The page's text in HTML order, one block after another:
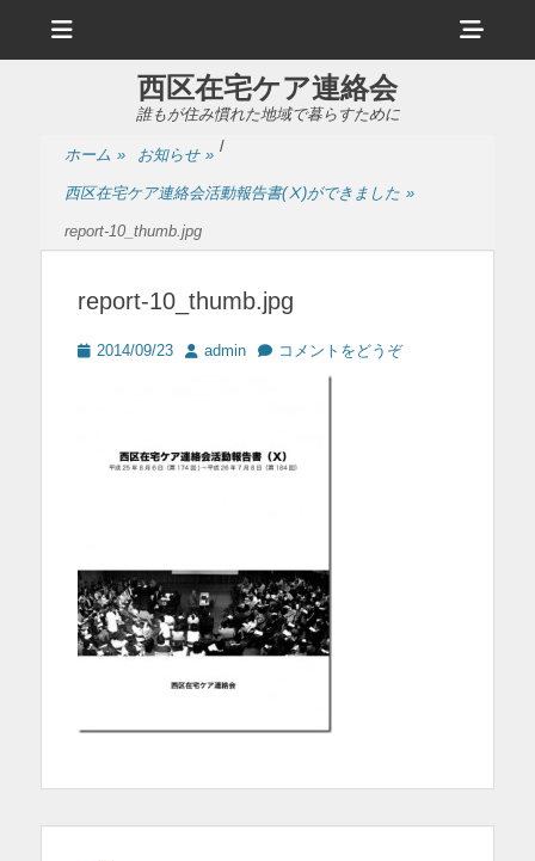
ュ
ヘ
ッ
ド
西区在宅ケア連絡会
誰もが住み慣れた地域で暮らすために
ホーム » お知らせ » /
西区在宅ケア連絡会活動報告書(Ⅹ)ができました »
report-10_thumb.jpg
report-10_thumb.jpg
投 2014/09/23
投 admin コメントをどうぞ